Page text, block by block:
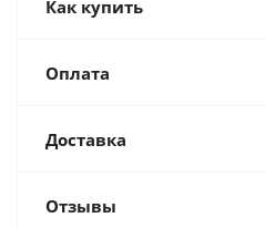
Как купить
Оплата
Доставка
Отзывы